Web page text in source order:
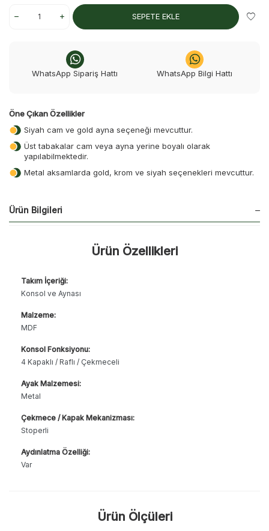
SEPETE EKLE
WhatsApp Sipariş Hattı WhatsApp Bilgi Hattı
Öne Çıkan Özellikler
Siyah cam ve gold ayna seçeneği mevcuttur.
Üst tabakalar cam veya ayna yerine boyalı olarak
yapılabilmektedir.
Metal aksamlarda gold, krom ve siyah seçenekleri mevcuttur.
Ürün Bilgileri
Ürün Özellikleri
Takım İçeriği:
Konsol ve Aynası
Malzeme:
MDF
Konsol Fonksiyonu:
4 Kapaklı / Raflı / Çekmeceli
Ayak Malzemesi:
Metal
Çekmece / Kapak Mekanizması:
Stoperli
Aydınlatma Özelliği:
Var
Ürün Ölçüleri